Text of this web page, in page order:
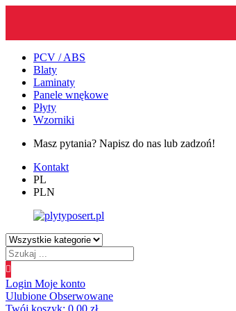
PCV / ABS
Blaty
Laminaty
Panele wnękowe
Płyty
Wzorniki
Masz pytania? Napisz do nas lub zadzoń!
Kontakt
PL
PLN
Wyszukiwanie
produktów
Login Moje konto
Ulubione Obserwowane
Twój koszyk: 0.00 zł